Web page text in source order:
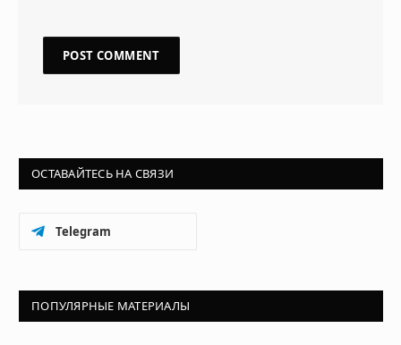
ОСТАВАЙТЕСЬ НА СВЯЗИ
Telegram
ПОПУЛЯРНЫЕ МАТЕРИАЛЫ